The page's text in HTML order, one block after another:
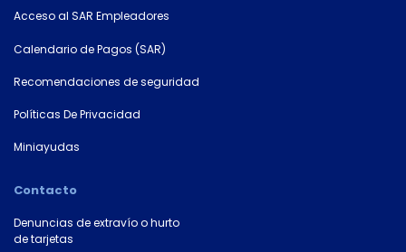
×
Consultá
número
cuenta
de
tarjeta*
Acceso al SAR Empleadores
Calendario de Pagos (SAR)
Recomendaciones de seguridad
Políticas De Privacidad
Miniayudas
Contacto
Denuncias de extravío o hurto
de tarjetas